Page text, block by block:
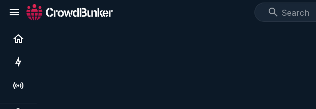
Live